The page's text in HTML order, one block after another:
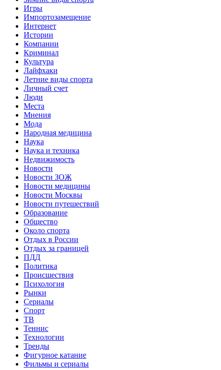
Игры
Импортозамещение
Интернет
Истории
Компании
Криминал
Культура
Лайфхаки
Летние виды спорта
Личный счет
Люди
Места
Мнения
Мода
Народная медицина
Наука
Наука и техника
Недвижимость
Новости
Новости ЗОЖ
Новости медицины
Новости Москвы
Новости путешествий
Образование
Общество
Около спорта
Отдых в России
Отдых за границей
ПДД
Политика
Происшествия
Психология
Рынки
Сериалы
Спорт
ТВ
Теннис
Технологии
Тренды
Фигурное катание
Фильмы и сериалы